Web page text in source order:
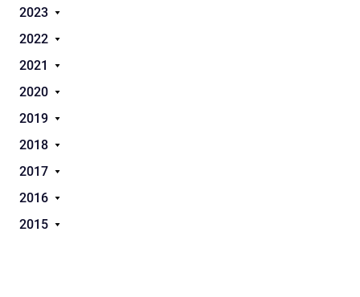
2023
2022
2021
2020
2019
2018
2017
2016
2015